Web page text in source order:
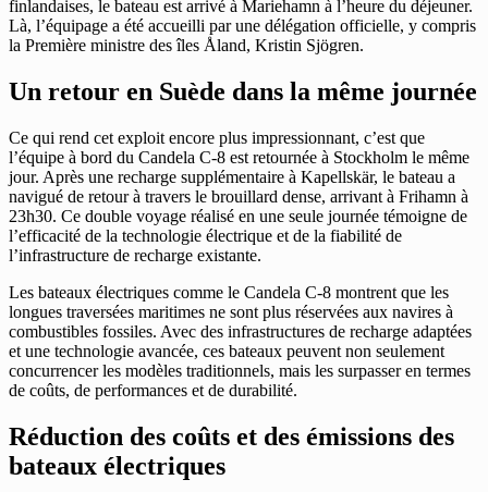
finlandaises, le bateau est arrivé à Mariehamn à l’heure du déjeuner.
Là, l’équipage a été accueilli par une délégation officielle, y compris
la Première ministre des îles Åland, Kristin Sjögren.
Un retour en Suède dans la même journée
Ce qui rend cet exploit encore plus impressionnant, c’est que
l’équipe à bord du Candela C-8 est retournée à Stockholm le même
jour. Après une recharge supplémentaire à Kapellskär, le bateau a
navigué de retour à travers le brouillard dense, arrivant à Frihamn à
23h30. Ce double voyage réalisé en une seule journée témoigne de
l’efficacité de la technologie électrique et de la fiabilité de
l’infrastructure de recharge existante.
Les bateaux électriques comme le Candela C-8 montrent que les
longues traversées maritimes ne sont plus réservées aux navires à
combustibles fossiles. Avec des infrastructures de recharge adaptées
et une technologie avancée, ces bateaux peuvent non seulement
concurrencer les modèles traditionnels, mais les surpasser en termes
de coûts, de performances et de durabilité.
Réduction des coûts et des émissions des
bateaux électriques